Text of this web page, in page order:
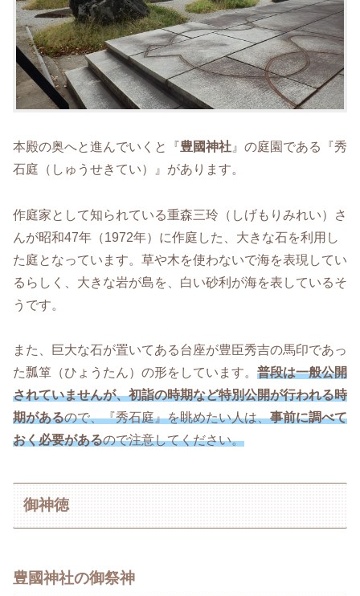
本殿の奥へと進んでいくと『豊國神社 』の庭園である『秀
石庭（しゅうせきてい）』があります。
作庭家として知られている重森三玲（しげもりみれい）さ
んが昭和47年（1972年）に作庭した、大きな石を利用し
た庭となっています。草や木を使わないで海を表現してい
るらしく、大きな岩が島を、白い砂利が海を表しているそ
うです。
また、巨大な石が置いてある台座が豊臣秀吉の馬印であっ
た瓢箪（ひょうたん）の形をしています。 普段は一般公開
されていませんが、初詣の時期など特別公開が行われる時
期があるので、『秀石庭』を眺めたい人は、事前に調べて
おく必要があるので注意してください。
御神徳
豊國神社の御祭神